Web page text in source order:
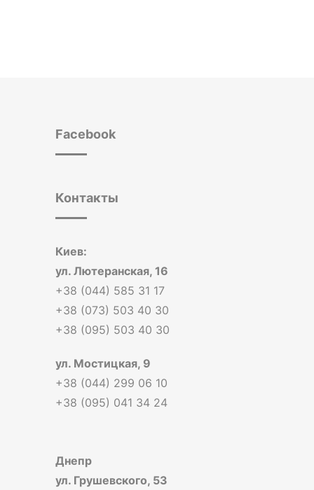
Facebook
Контакты
Киев:
ул. Лютеранская, 16
+38 (044) 585 31 17
+38 (073) 503 40 30
+38 (095) 503 40 30
ул. Мостицкая, 9
+38 (044) 299 06 10
+38 (095) 041 34 24
Днепр
ул. Грушевского, 53